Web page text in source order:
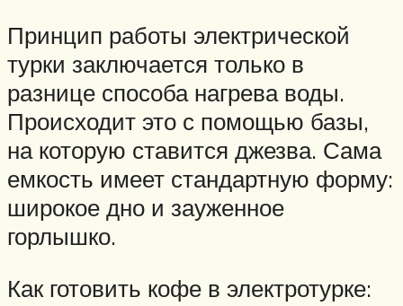
Принцип работы электрической
турки заключается только в
разнице способа нагрева воды.
Происходит это с помощью базы,
на которую ставится джезва. Сама
емкость имеет стандартную форму:
широкое дно и зауженное
горлышко.
Как готовить кофе в электротурке: